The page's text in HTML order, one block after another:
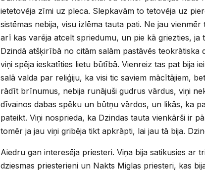
ietetovēja zīmi uz pleca. Slepkavām to tetovēja uz
sistēmas nebija, visu izlēma tauta pati. Ne jau
arī kas varēja atcelt spriedumu, un pie kā griezties,
Dzindā atšķirībā no citām salām pastāvēs
viņi spēja ieskatīties lietu būtībā. Vienreiz tas pat bija
salā valda par reliģiju, ka visi tic saviem mācītājiem,
rādīt brīnumus, nebija runājuši gudrus vārdus, viņi
dīvainos dabas spēku un būtņu vārdos, un likās, ka
pateikt. Viņi nosprieda, ka Dzindas tauta vienkārši ir
tomēr ja jau viņi gribēja tikt apkrāpti, lai jau tā bija.
Aiedru gan interesēja priesteri. Viņa bija satikusies
dziesmas priesterieni un Nakts Miglas priesteri, kas